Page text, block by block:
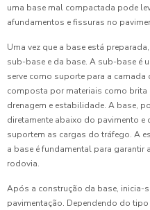
uma base mal compactada pode
afundamentos e fissuras no
Uma vez que a base está
sub-base e da base. A sub-base é
serve como suporte para a camada
composta por materiais como
drenagem e estabilidade. A base,
diretamente abaixo do pavimento e
suportem as cargas do tráfego. A
a base é fundamental para garantir
rodovia.
Após a construção da base, inicia-
pavimentação. Dependendo do